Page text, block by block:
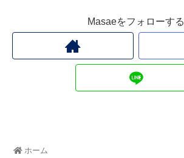
Masaeをフォローする
ホーム